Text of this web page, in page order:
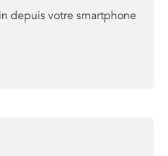
depuis votre smartphone